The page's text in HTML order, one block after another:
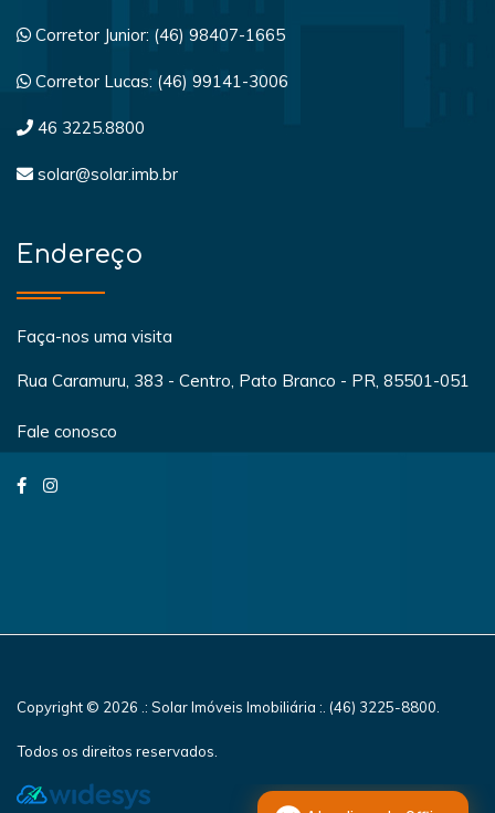
Corretor Junior: (46) 98407-1665
Corretor Lucas: (46) 99141-3006
46 3225.8800
solar@solar.imb.br
Endereço
Faça-nos uma visita
Rua Caramuru, 383 - Centro, Pato Branco - PR, 85501-051
Fale conosco
Copyright © 2026 .: Solar Imóveis Imobiliária :. (46) 3225-8800.
Todos os direitos reservados.